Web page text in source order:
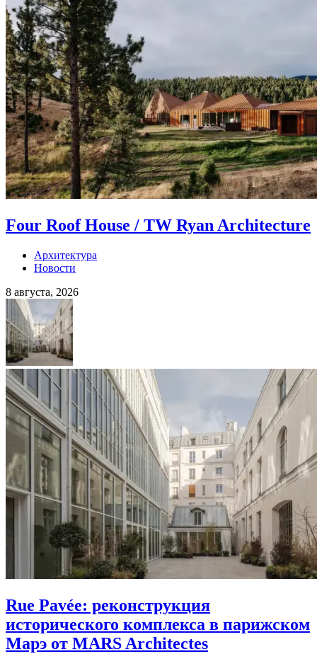
Four Roof House / TW Ryan Architecture
Архитектура
Новости
8 августа, 2026
Rue Pavée: реконструкция
исторического комплекса в парижском
Марэ от MARS Architectes